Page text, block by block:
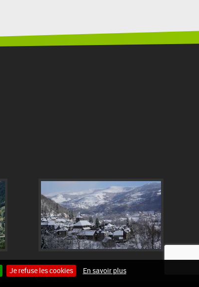
Je refuse les cookies En savoir plus